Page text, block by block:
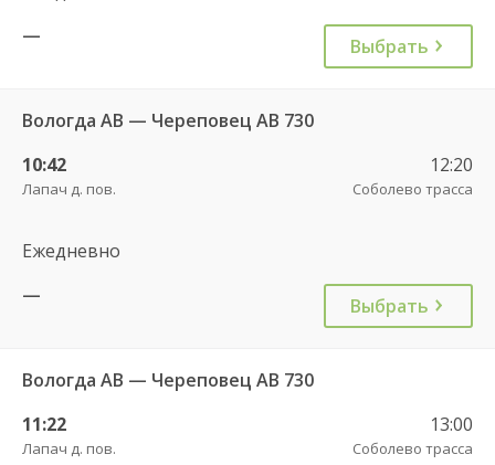
—
Выбрать
Вологда АВ — Череповец АВ 730
10:42
Лапач д. пов.
12:20
Соболево трасса
Ежедневно
—
Выбрать
Вологда АВ — Череповец АВ 730
11:22
Лапач д. пов.
13:00
Соболево трасса